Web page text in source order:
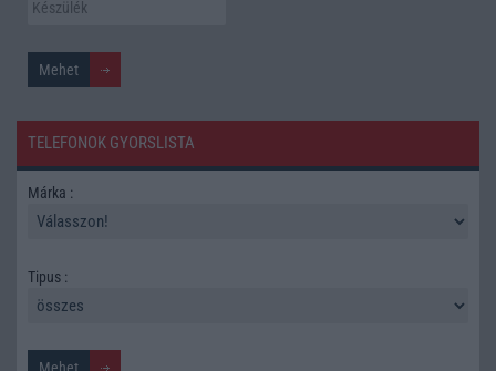
TELEFONOK GYORSLISTA
Márka :
Tipus :